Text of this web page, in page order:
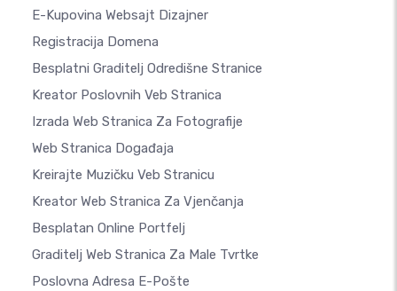
E-Kupovina Websajt Dizajner
Registracija Domena
Besplatni Graditelj Odredišne Stranice
Kreator Poslovnih Veb Stranica
Izrada Web Stranica Za Fotografije
Web Stranica Događaja
Kreirajte Muzičku Veb Stranicu
Kreator Web Stranica Za Vjenčanja
Besplatan Online Portfelj
Graditelj Web Stranica Za Male Tvrtke
Poslovna Adresa E-Pošte